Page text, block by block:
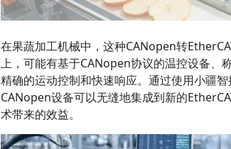
在果蔬加工机械中，这种CANopen转
上，可能有基于CANopen协议的温控设备、
精确的运动控制和快速响应。通过使用小疆
CANopen设备可以无缝地集成到新的
术带来的效益。